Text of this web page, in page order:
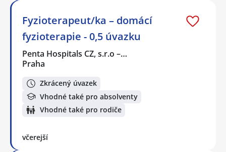
Fyzioterapeut/ka – domácí
fyzioterapie - 0,5 úvazku
Penta Hospitals CZ, s.r.o –…
Praha
Zkrácený úvazek
Vhodné také pro absolventy
Vhodné také pro rodiče
včerejší